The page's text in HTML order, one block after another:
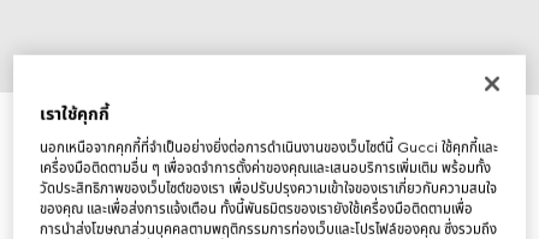
สร้อยข้อมือ Gucci Interlocking 18k chain bracelet
฿87,500
ตัวแปร โรสโกลด์ 18k
เราใช้คุกกี้
นอกเหนือจากคุกกี้ที่จำเป็นอย่างยิ่งต่อการดำเนินงานของเว็บไซต์นี้ Gucci ใช้คุกกี้และ
เครื่องมือติดตามอื่น ๆ เพื่อจดจำการตั้งค่าของคุณและเสนอบริการเพิ่มเติม พร้อมทั้ง
วัดประสิทธิภาพของเว็บไซต์ของเรา เพื่อปรับปรุงความเข้าใจของเราเกี่ยวกับความสนใจ
ของคุณ และเพื่อส่งการแจ้งเตือน ทั้งนี้พันธมิตรของเรายังใช้เครื่องมือติดตามเพื่อ
การนำส่งโฆษณาส่วนบุคคลตามพฤติกรรมการท่องเว็บและโปรไฟล์ของคุณ ซึ่งรวมถึง